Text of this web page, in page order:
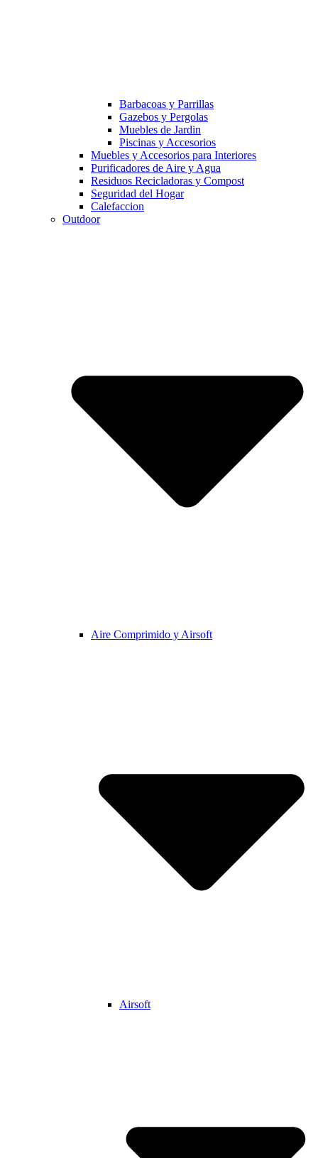
Barbacoas y Parrillas
Gazebos y Pergolas
Muebles de Jardin
Piscinas y Accesorios
Muebles y Accesorios para Interiores
Purificadores de Aire y Agua
Residuos Recicladoras y Compost
Seguridad del Hogar
Calefaccion
Outdoor
Aire Comprimido y Airsoft
Airsoft